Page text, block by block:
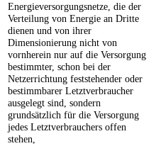
Energieversorgungsnetze, die der
Verteilung von Energie an Dritte
dienen und von ihrer
Dimensionierung nicht von
vornherein nur auf die Versorgung
bestimmter, schon bei der
Netzerrichtung feststehender oder
bestimmbarer Letztverbraucher
ausgelegt sind, sondern
grundsätzlich für die Versorgung
jedes Letztverbrauchers offen
stehen,